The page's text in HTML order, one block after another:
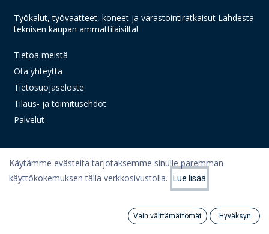
Suosituimmat
Category
Työkalut, työvaatteet, koneet ja varastointiratkaisut Lahdesta
teknisen kaupan ammattilaisilta!
Tietoa meistä
Ota yhteyttä
Tietosuojaseloste
Tilaus- ja toimitusehdot
Palvelut
Linkit
Käytämme evästeitä tarjotaksemme sinulle paremman
käyttökokemuksen tällä verkkosivustolla.
Lue lisää
Vain välttämättömät Hyväksyn